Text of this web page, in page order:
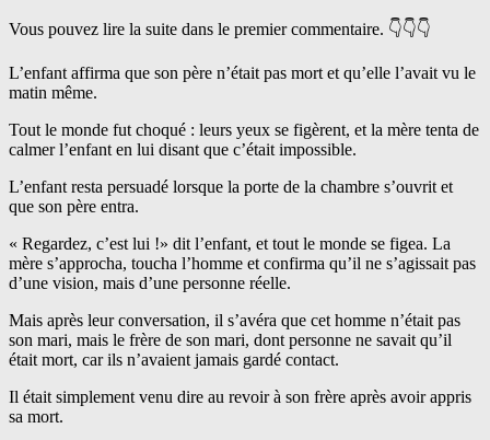
Vous pouvez lire la suite dans le premier commentaire. 👇👇👇
L’enfant affirma que son père n’était pas mort et qu’elle l’avait vu le
matin même.
Tout le monde fut choqué : leurs yeux se figèrent, et la mère tenta de
calmer l’enfant en lui disant que c’était impossible.
L’enfant resta persuadé lorsque la porte de la chambre s’ouvrit et
que son père entra.
« Regardez, c’est lui !» dit l’enfant, et tout le monde se figea. La
mère s’approcha, toucha l’homme et confirma qu’il ne s’agissait pas
d’une vision, mais d’une personne réelle.
Mais après leur conversation, il s’avéra que cet homme n’était pas
son mari, mais le frère de son mari, dont personne ne savait qu’il
était mort, car ils n’avaient jamais gardé contact.
Il était simplement venu dire au revoir à son frère après avoir appris
sa mort.